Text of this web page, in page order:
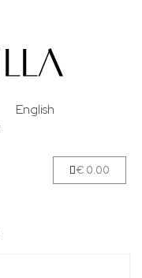
English
€ 0.00